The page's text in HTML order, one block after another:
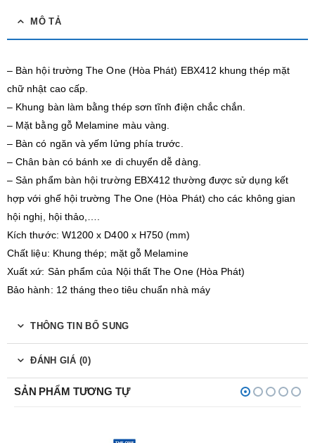
MÔ TẢ
– Bàn hội trường The One (Hòa Phát) EBX412 khung thép mặt
chữ nhật cao cấp.
– Khung bàn làm bằng thép sơn tĩnh điện chắc chắn.
– Mặt bằng gỗ Melamine màu vàng.
– Bàn có ngăn và yếm lửng phía trước.
– Chân bàn có bánh xe di chuyển dễ dàng.
– Sản phẩm bàn hội trường EBX412 thường được sử dụng kết
hợp với ghế hội trường The One (Hòa Phát) cho các không gian
hội nghị, hội thảo,….
Kích thước: W1200 x D400 x H750 (mm)
Chất liệu: Khung thép; mặt gỗ Melamine
Xuất xứ: Sản phẩm của Nội thất The One (Hòa Phát)
Bảo hành: 12 tháng theo tiêu chuẩn nhà máy
THÔNG TIN BỔ SUNG
ĐÁNH GIÁ (0)
SẢN PHẨM TƯƠNG TỰ